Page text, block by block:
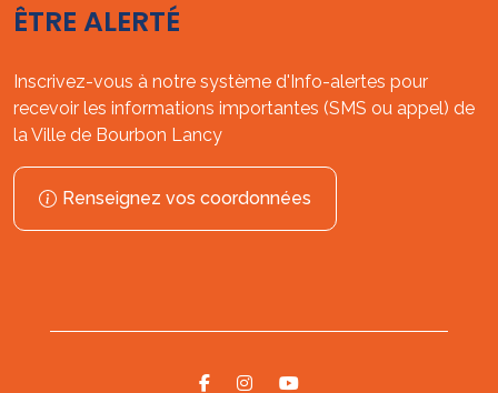
ÊTRE ALERTÉ
Inscrivez-vous à notre système d'Info-alertes pour
recevoir les informations importantes (SMS ou appel) de
la Ville de Bourbon Lancy
Renseignez vos coordonnées